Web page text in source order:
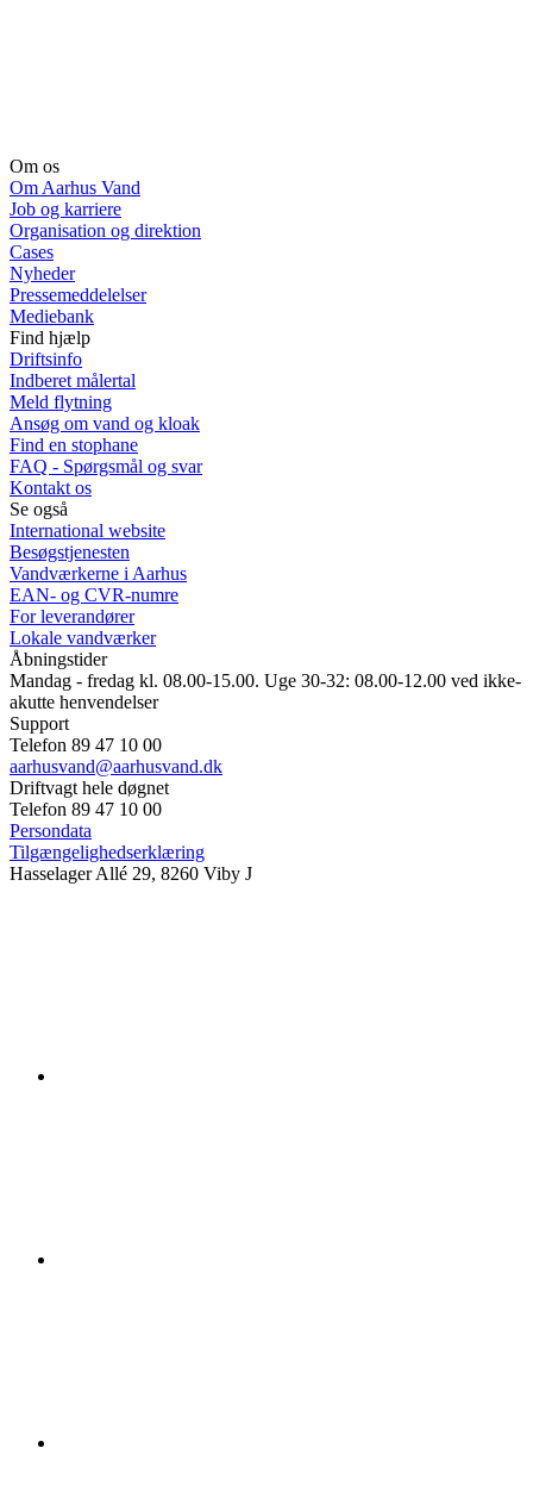
Om os
Om Aarhus Vand
Job og karriere
Organisation og direktion
Cases
Nyheder
Pressemeddelelser
Mediebank
Find hjælp
Driftsinfo
Indberet målertal
Meld flytning
Ansøg om vand og kloak
Find en stophane
FAQ - Spørgsmål og svar
Kontakt os
Se også
International website
Besøgstjenesten
Vandværkerne i Aarhus
EAN- og CVR-numre
For leverandører
Lokale vandværker
Åbningstider
Mandag - fredag kl. 08.00-15.00. Uge 30-32: 08.00-12.00 ved ikke-
akutte henvendelser
Support
Telefon 89 47 10 00
aarhusvand@aarhusvand.dk
Driftvagt hele døgnet
Telefon 89 47 10 00
Persondata
Tilgængelighedserklæring
Hasselager Allé 29, 8260 Viby J